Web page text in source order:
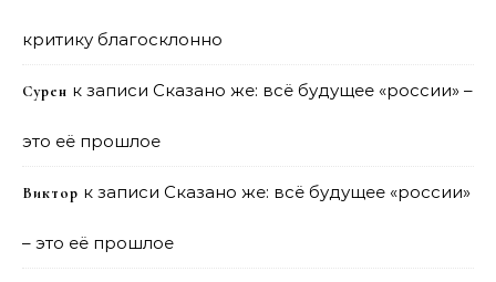
критику благосклонно
Сурен к записи Сказано же: всё будущее «россии» –
это её прошлое
Виктор к записи Сказано же: всё будущее «россии»
– это её прошлое